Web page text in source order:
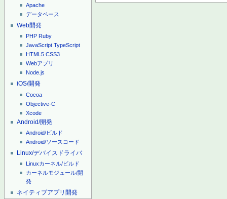
Apache
データベース
Web開発
PHP Ruby
JavaScript TypeScript
HTML5 CSS3
Webアプリ
Node.js
iOS/開発
Cocoa
Objective-C
Xcode
Android/開発
Android/ビルド
Android/ソースコード
Linux/デバイスドライバ
Linuxカーネル/ビルド
カーネルモジュール/開
発
ネイティブアプリ開発